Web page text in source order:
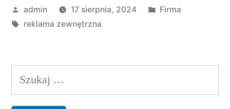
Opublikowane
przez
admin 17 sierpnia, 2024
Opublikowano
Firma
Tagi:
reklama zewnętrzna
Szukaj: